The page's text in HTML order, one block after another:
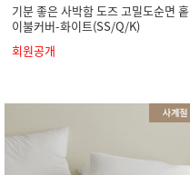
기분 좋은 사박함 도즈 고밀도순면 홑
이불커버-화이트(SS/Q/K)
회원공개